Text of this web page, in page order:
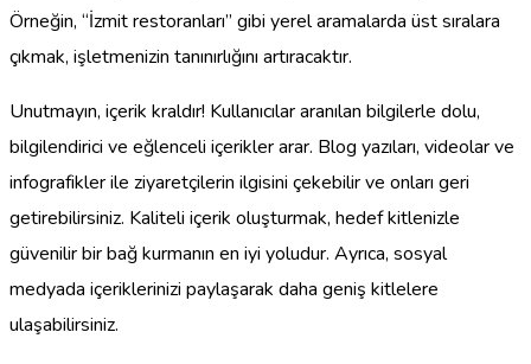
Örneğin, “İzmit restoranları” gibi yerel aramalarda üst sıralara
çıkmak, işletmenizin tanınırlığını artıracaktır.
Unutmayın, içerik kraldır! Kullanıcılar aranılan bilgilerle dolu,
bilgilendirici ve eğlenceli içerikler arar. Blog yazıları, videolar ve
infografikler ile ziyaretçilerin ilgisini çekebilir ve onları geri
getirebilirsiniz. Kaliteli içerik oluşturmak, hedef kitlenizle
güvenilir bir bağ kurmanın en iyi yoludur. Ayrıca, sosyal
medyada içeriklerinizi paylaşarak daha geniş kitlelere
ulaşabilirsiniz.